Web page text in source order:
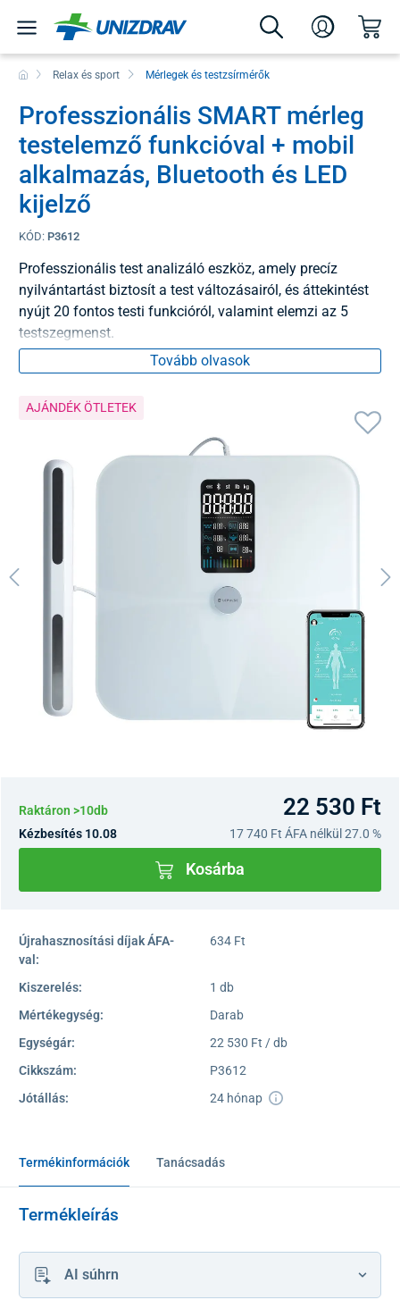
Relax és sport Mérlegek és testzsírmérők
Professzionális SMART mérleg
testelemző funkcióval + mobil
alkalmazás, Bluetooth és LED
kijelző
KÓD: P3612
Professzionális test analizáló eszköz, amely precíz
nyilvántartást biztosít a test változásairól, és áttekintést
nyújt 20 fontos testi funkcióról, valamint elemzi az 5
testszegmenst.
Tovább olvasok
AJÁNDÉK ÖTLETEK
Raktáron >10db 22 530 Ft
Kézbesítés 10.08 17 740 Ft ÁFA nélkül 27.0 %
Kosárba
Újrahasznosítási díjak ÁFA-
val:
634 Ft
Kiszerelés:
1 db
Mértékegység:
Darab
Egységár:
22 530 Ft / db
Cikkszám:
P3612
Jótállás:
24 hónap
Termékinformációk Tanácsadás
Termékleírás
AI súhrn